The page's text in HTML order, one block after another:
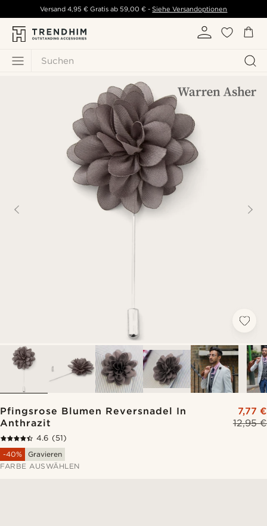
Suchen
Versand 4,95 € Gratis ab 59,00 € - Siehe Versandoptionen
Pfingsrose Blumen Reversnadel In
Anthrazit
12,95 €
7,77 €
4.6 (51)
-40%
Gravieren
FARBE AUSWÄHLEN